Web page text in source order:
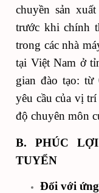
chuyền sản
trước khi chính
trong các nhà
tại Việt Nam ở
gian đào tạo:
yêu cầu của vị
độ chuyên môn
B. PHÚC
TUYỂN
Đối với